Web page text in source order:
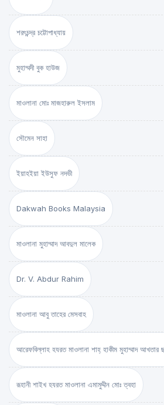
শরৎচন্দ্র চট্টোপাধ্যায়
মুহাম্মদী বুক হাউজ
মাওলানা মোঃ মাজহারুল ইসলাম
সৌমেন সাহা
ইয়াহইয়া ইউসুফ নদভী
Dakwah Books Malaysia
মাওলানা মুহাম্মাদ আবদুল মালেক
Dr. V. Abdur Rahim
মাওলানা আবু তাহের মেসবাহ
আরেফবিল্লাহ হযরত মাওলানা শাহ্ হাকীম মুহাম্মাদ আখতার
রূহানী শাইখ হযরত মাওলানা এমামুদ্দীন মোঃ ত্বহা